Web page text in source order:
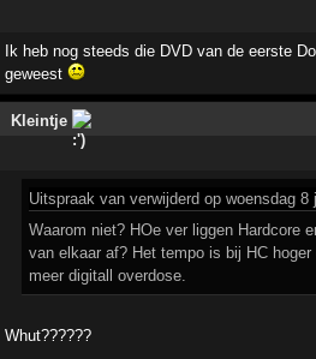
Ik heb nog steeds die DVD van de eerste
geweest
Kleintje
Uitspraak van verwijderd op woensdag 8
Waarom niet? HOe ver liggen Hardcore
van elkaar af? Het tempo is bij HC
meer digitall overdose.
Whut??????